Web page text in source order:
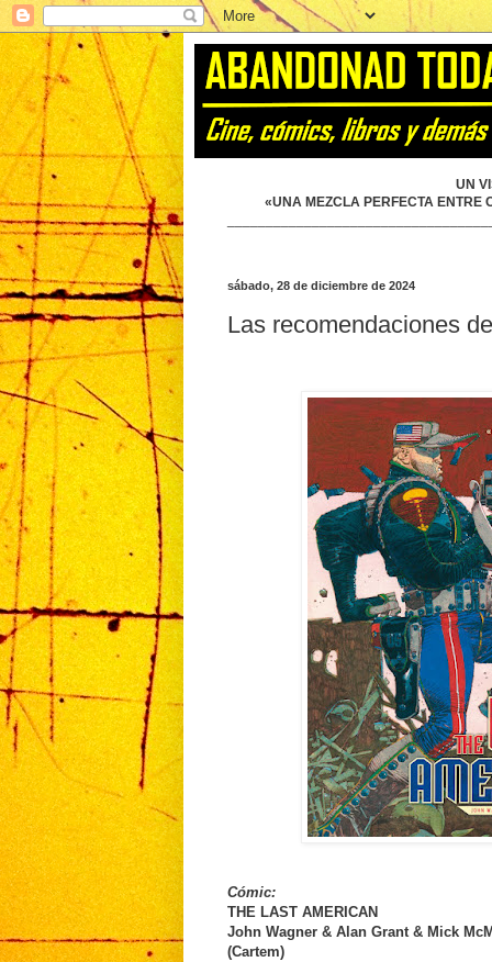
UN
«UNA MEZCLA PERFECTA ENTRE
sábado, 28 de diciembre de 2024
Las recomendaciones
Cómic:
THE LAST AMERICAN
John Wagner & Alan Grant & Mick
(Cartem)